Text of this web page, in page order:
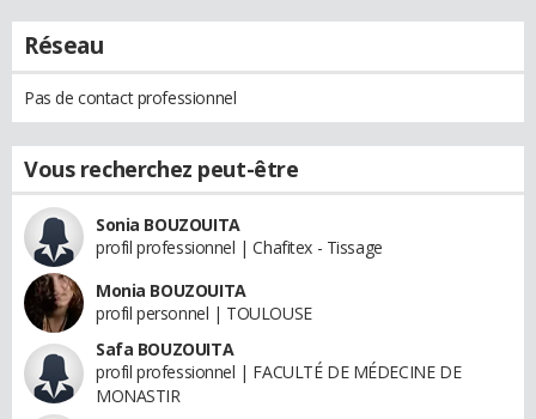
Réseau
Pas de contact professionnel
Vous recherchez peut-être
Sonia BOUZOUITA
profil professionnel | Chafitex - Tissage
Monia BOUZOUITA
profil personnel | TOULOUSE
Safa BOUZOUITA
profil professionnel | FACULTÉ DE MÉDECINE DE
MONASTIR